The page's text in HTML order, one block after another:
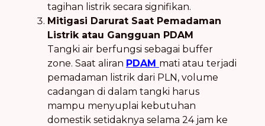
tagihan listrik secara signifikan.
Mitigasi Darurat Saat Pemadaman
Listrik atau Gangguan PDAM
Tangki air berfungsi sebagai buffer
zone. Saat aliran PDAM mati atau terjadi
pemadaman listrik dari PLN, volume
cadangan di dalam tangki harus
mampu menyuplai kebutuhan
domestik setidaknya selama 24 jam ke